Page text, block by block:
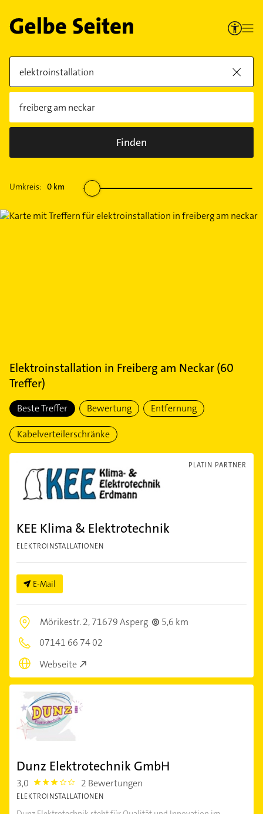
Finden
Umkreis: 0 km
Elektroinstallation in Freiberg am Neckar(60
Treffer)
Beste Treffer Bewertung Entfernung
Kabelverteilerschränke
PLATIN PARTNER
KEE Klima & Elektrotechnik
ELEKTROINSTALLATIONEN
E-Mail
Mörikestr. 2,71679 Asperg
5,6 km
07141 66 74 02
Webseite
Dunz Elektrotechnik GmbH
3,0 3.0 2 Bewertungen
ELEKTROINSTALLATIONEN